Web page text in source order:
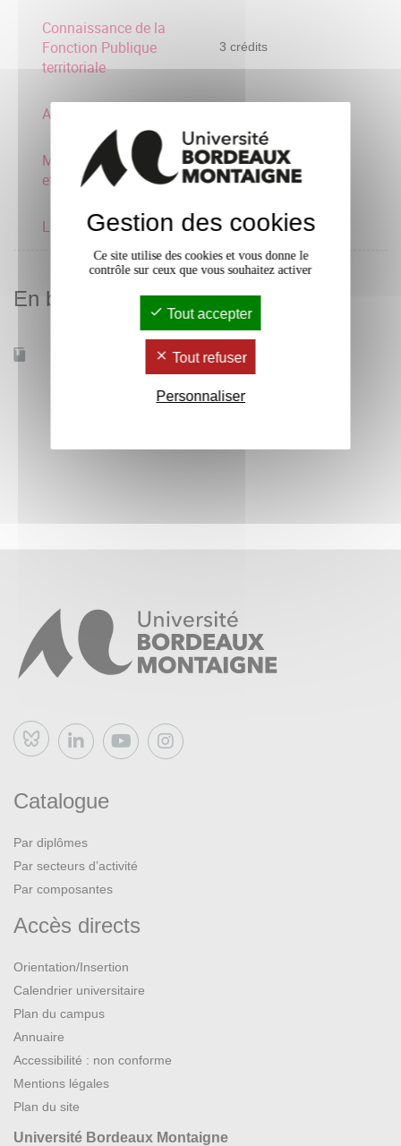
Connaissance de la
Fonction Publique
territoriale
3 crédits
Art et culture
Migrations, interculturalité
et solidarité
3 crédits
Loisirs, temps libérés 3 crédits
En bref
Accessible à distance Non
Bluesky
Catalogue
Par diplômes
Par secteurs d’activité
Par composantes
Accès directs
Orientation/Insertion
Calendrier universitaire
Plan du campus
Annuaire
Accessibilité : non conforme
Mentions légales
Plan du site
Université Bordeaux Montaigne
Gestion des cookies
Ce site utilise des cookies et vous donne le
contrôle sur ceux que vous souhaitez activer
Tout accepter
Tout refuser
Personnaliser